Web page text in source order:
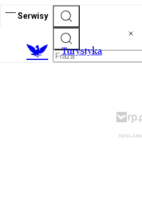
Serwisy
Turystyka